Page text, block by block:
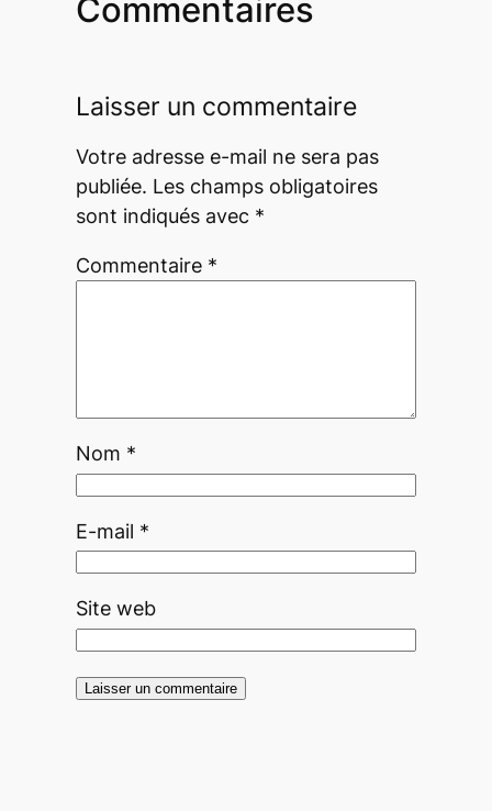
Commentaires
Laisser un commentaire
Votre adresse e-mail ne sera pas
publiée. Les champs obligatoires
sont indiqués avec *
Commentaire *
Nom *
E-mail *
Site web